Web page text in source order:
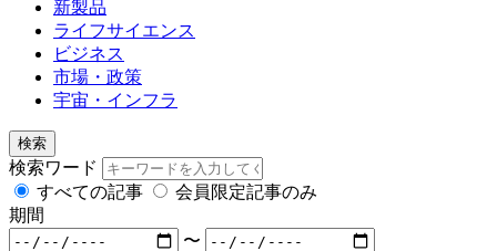
新製品
ライフサイエンス
ビジネス
市場・政策
宇宙・インフラ
検索
検索ワード
すべての記事
会員限定記事のみ
期間
〜